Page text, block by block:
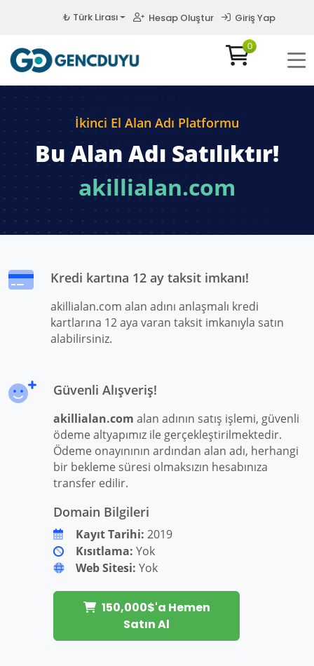
₺ Türk Lirası Hesap Oluştur Giriş Yap
0
İkinci El Alan Adı Platformu
Bu Alan Adı Satılıktır!
akillialan.com
Kredi kartına 12 ay taksit imkanı!
akillialan.com alan adını anlaşmalı kredi
kartlarına 12 aya varan taksit imkanıyla satın
alabilirsiniz.
Güvenli Alışveriş!
akillialan.com alan adının satış işlemi, güvenli
ödeme altyapımız ile gerçekleştirilmektedir.
Ödeme onayınının ardından alan adı, herhangi
bir bekleme süresi olmaksızın hesabınıza
transfer edilir.
Domain Bilgileri
Kayıt Tarihi: 2019
Kısıtlama: Yok
Web Sitesi: Yok
150,000$'a Hemen
Satın Al